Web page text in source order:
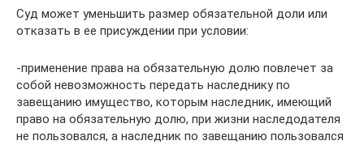
Суд может уменьшить размер обязательной доли или
отказать в ее присуждении при условии:
-применение права на обязательную долю повлечет за
собой невозможность передать наследнику по
завещанию имущество, которым наследник, имеющий
право на обязательную долю, при жизни наследодателя
не пользовался, а наследник по завещанию пользовался